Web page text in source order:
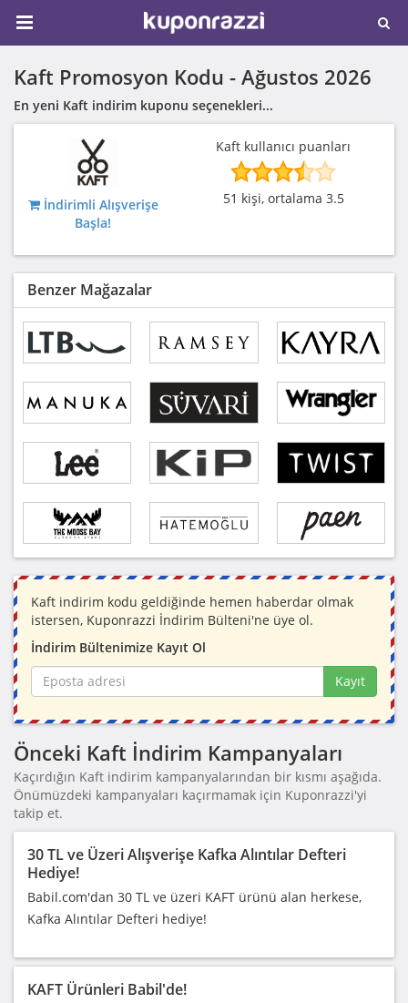
Kaft Promosyon Kodu - Ağustos 2026
En yeni Kaft indirim kuponu seçenekleri...
İndirimli Alışverişe
Başla!
Kaft kullanıcı puanları
51 kişi, ortalama 3.5
Benzer Mağazalar
Kaft indirim kodu geldiğinde hemen haberdar olmak
istersen, Kuponrazzi İndirim Bülteni'ne üye ol.
İndirim Bültenimize Kayıt Ol
Kayıt
Önceki Kaft İndirim Kampanyaları
Kaçırdığın Kaft indirim kampanyalarından bir kısmı aşağıda.
Önümüzdeki kampanyaları kaçırmamak için Kuponrazzi'yi
takip et.
30 TL ve Üzeri Alışverişe Kafka Alıntılar Defteri
Hediye!
Babil.com'dan 30 TL ve üzeri KAFT ürünü alan herkese,
Kafka Alıntılar Defteri hediye!
KAFT Ürünleri Babil'de!